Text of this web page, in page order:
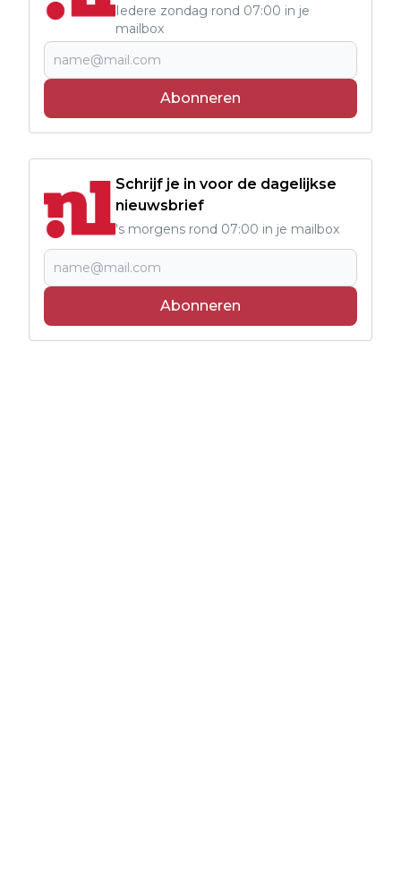
Iedere zondag rond 07:00 in je
mailbox
Abonneren
Schrijf je in voor de dagelijkse
nieuwsbrief
's morgens rond 07:00 in je mailbox
Abonneren